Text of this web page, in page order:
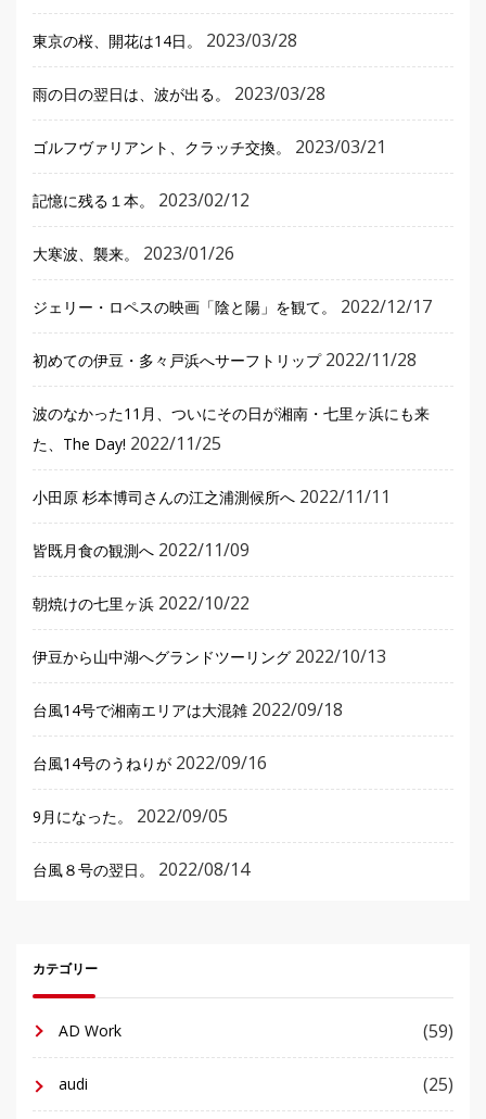
東京の桜、開花は14日。 2023/03/28
雨の日の翌日は、波が出る。 2023/03/28
ゴルフヴァリアント、クラッチ交換。 2023/03/21
記憶に残る１本。 2023/02/12
大寒波、襲来。 2023/01/26
ジェリー・ロペスの映画「陰と陽」を観て。 2022/12/17
初めての伊豆・多々戸浜へサーフトリップ 2022/11/28
波のなかった11月、ついにその日が湘南・七里ヶ浜にも来
た、The Day! 2022/11/25
小田原 杉本博司さんの江之浦測候所へ 2022/11/11
皆既月食の観測へ 2022/11/09
朝焼けの七里ヶ浜 2022/10/22
伊豆から山中湖へグランドツーリング 2022/10/13
台風14号で湘南エリアは大混雑 2022/09/18
台風14号のうねりが 2022/09/16
9月になった。 2022/09/05
台風８号の翌日。 2022/08/14
カテゴリー
AD Work (59)
audi (25)